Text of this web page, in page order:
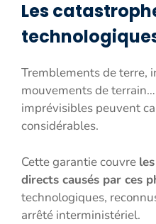
Les
Tremblements de terre,
mouvements de
imprévisibles peuvent
considérables.
Cette garantie couvre
directs causés par ces
technologiques,
arrêté interministériel.